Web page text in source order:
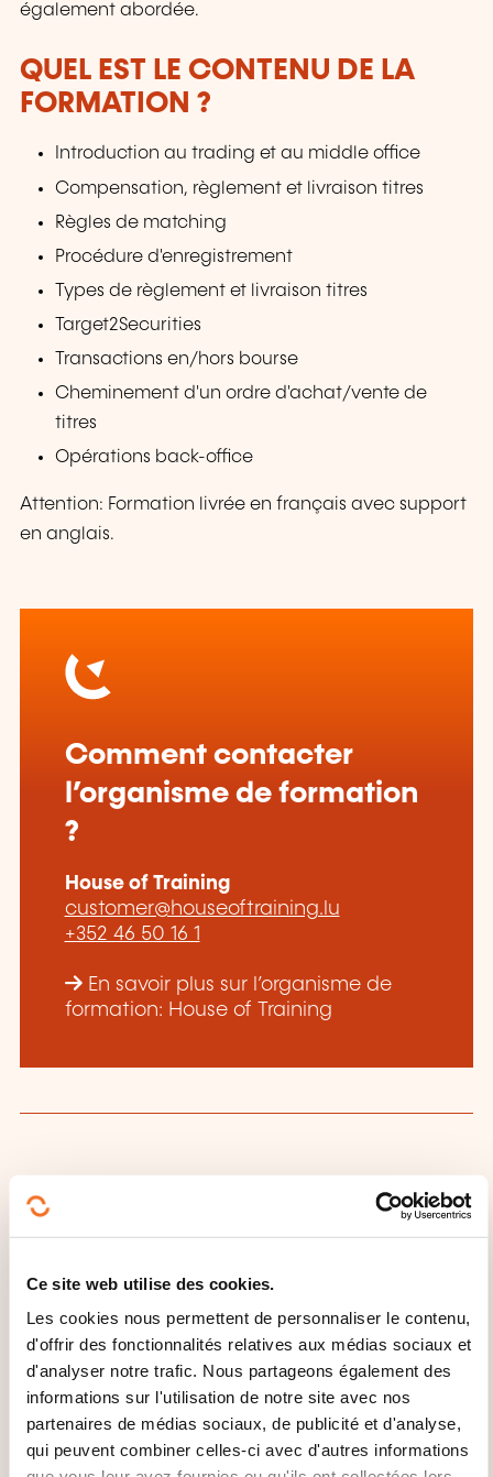
Ce site web utilise des cookies.
Les cookies nous permettent de personnaliser le contenu,
d'offrir des fonctionnalités relatives aux médias sociaux et
d'analyser notre trafic. Nous partageons également des
informations sur l'utilisation de notre site avec nos
partenaires de médias sociaux, de publicité et d'analyse,
qui peuvent combiner celles-ci avec d'autres informations
également abordée.
QUEL EST LE CONTENU DE LA
FORMATION ?
Introduction au trading et au middle office
Compensation, règlement et livraison titres
Règles de matching
Procédure d'enregistrement
Types de règlement et livraison titres
Target2Securities
Transactions en/hors bourse
Cheminement d'un ordre d'achat/vente de
titres
Opérations back-office
Attention: Formation livrée en français avec support
en anglais.
Comment contacter
l’organisme de formation
?
House of Training
customer@houseoftraining.lu
+352 46 50 16 1
En savoir plus sur l’organisme de
formation: House of Training
CES FORMATIONS POURRAIENT
VOUS INTÉRESSER
FR
UCIs Fundamentals
Certificate (Parcours de